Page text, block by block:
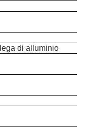
di alluminio